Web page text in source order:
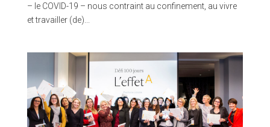
– le COVID-19 – nous contraint au confinement, au vivre
et travailler (de)...